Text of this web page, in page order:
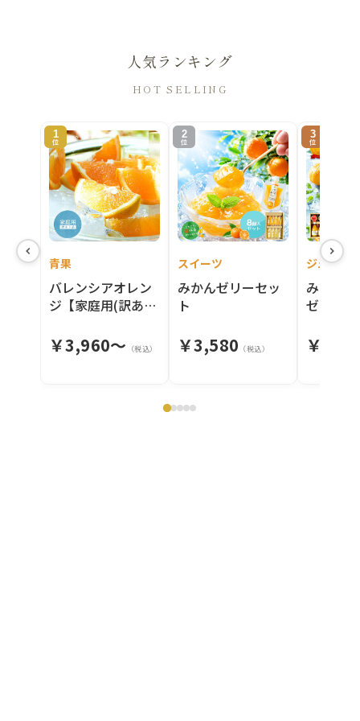
人気ランキング
HOT SELLING
1
位
青果
バレンシアオレン
ジ【家庭用(訳あ
￥3,960～ （税込）
2
位
スイーツ
みかんゼリーセッ
ト
￥3,580 （税込）
3
位
ジュース
みかん
ゼリー
￥